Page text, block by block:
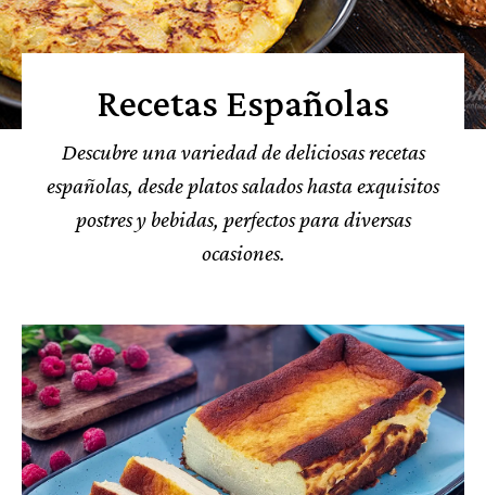
Recetas Españolas
Descubre una variedad de deliciosas recetas
españolas, desde platos salados hasta exquisitos
postres y bebidas, perfectos para diversas
ocasiones.